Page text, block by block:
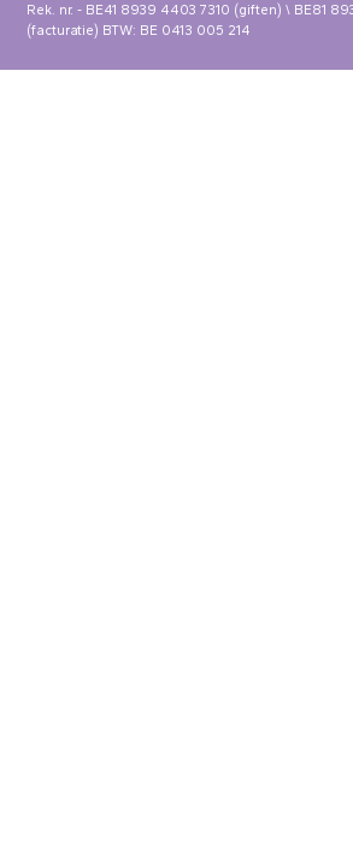
Rek. nr. - BE41 8939 4403 7310 (giften) \ BE81
(facturatie) BTW: BE 0413 005 214